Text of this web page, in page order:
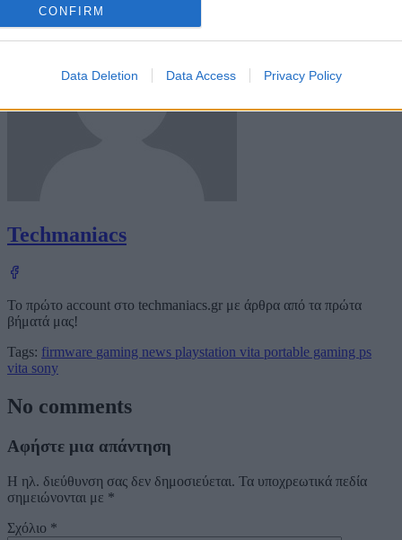
CONFIRM
Data Deletion Data Access Privacy Policy
Techmaniacs
Το πρώτο account στο techmaniacs.gr με άρθρα από τα πρώτα
βήματά μας!
Tags: firmware gaming news playstation vita portable gaming ps
vita sony
No comments
Αφήστε μια απάντηση
Η ηλ. διεύθυνση σας δεν δημοσιεύεται. Τα υποχρεωτικά πεδία
σημειώνονται με *
Σχόλιο *